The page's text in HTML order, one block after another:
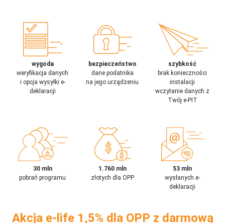
wygoda
weryfikacja danych
i opcja wysyłki e-
deklaracji
bezpieczeństwo
dane podatnika
na jego urządzeniu
szybkość
brak konieczności
instalacji
wczytanie danych z
Twój e-PIT
30 mln
pobrań programu
1.760 mln
złotych dla OPP
53 mln
wysłanych e-
deklaracji
Akcja e-life 1,5% dla OPP z darmową